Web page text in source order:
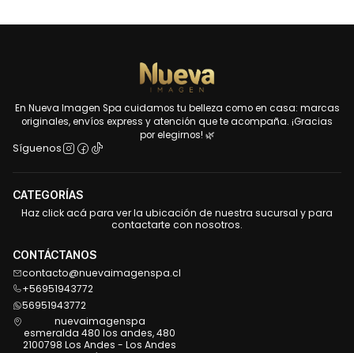
En Nueva Imagen Spa cuidamos tu belleza como en casa: marcas
originales, envíos express y atención que te acompaña. ¡Gracias
por elegirnos! 🌿
Síguenos
CATEGORÍAS
Haz click acá para ver la ubicación de nuestra sucursal y para
contactarte con nosotros.
CONTÁCTANOS
contacto@nuevaimagenspa.cl
+56951943772
56951943772
nuevaimagenspa
esmeralda 480 los andes, 480
2100798 Los Andes - Los Andes